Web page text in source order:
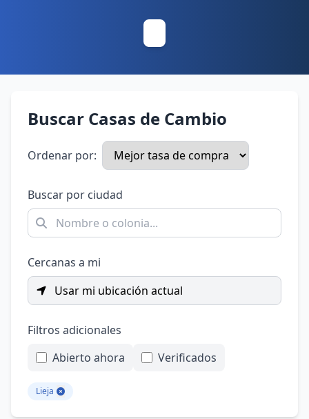
Buscar Casas de Cambio
Ordenar por:
Buscar por ciudad
Cercanas a mi
Usar mi ubicación actual
Filtros adicionales
Abierto ahora
Verificados
Lieja